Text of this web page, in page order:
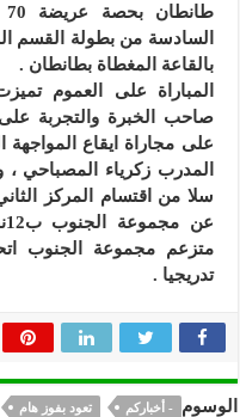
السادسة من بطولة القسم
بالقاعة المغطاة بطانطان .
المباراة على العموم
صاحب الخبرة والتجربة
على مجاراة ايقاع المواجهة
المدرب زكرياء المصباحي ،
سلا من اقتسام المركز
متزعم مجموعة الجنوب
تدريجيا .
الوسوم - أخباركم تعود بفوز هام